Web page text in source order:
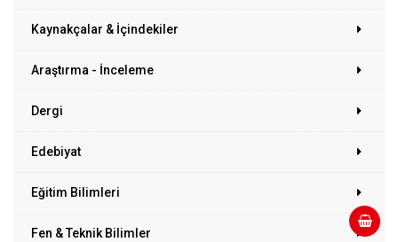
Kaynakçalar & İçindekiler
Araştırma - İnceleme
Dergi
Edebiyat
Eğitim Bilimleri
Fen & Teknik Bilimler